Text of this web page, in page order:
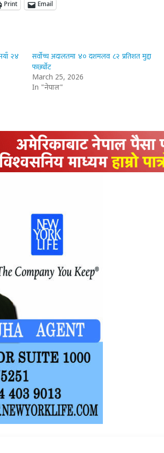
Print Email
२४
सर्वोच्च अदालतमा ४० दशमलव ८२ प्रतिशत मुद्दा
फर्छ्योट
March 25, 2026
In "नेपाल"